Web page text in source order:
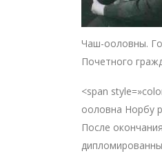
Чаш-ооловны.
Почетного
<span
ооловна Норбу
После